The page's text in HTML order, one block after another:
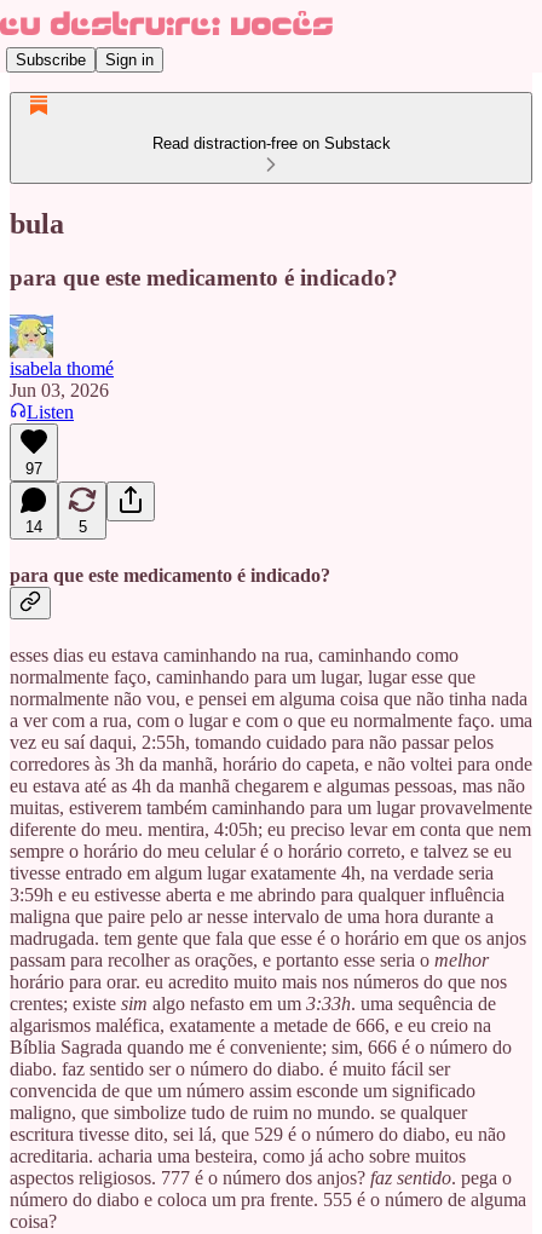
Subscribe Sign in
Read distraction-free on Substack
bula
para que este medicamento é indicado?
isabela thomé
Jun 03, 2026
Listen
97
14 5
para que este medicamento é indicado?
esses dias eu estava caminhando na rua, caminhando como
normalmente faço, caminhando para um lugar, lugar esse que
normalmente não vou, e pensei em alguma coisa que não tinha nada
a ver com a rua, com o lugar e com o que eu normalmente faço. uma
vez eu saí daqui, 2:55h, tomando cuidado para não passar pelos
corredores às 3h da manhã, horário do capeta, e não voltei para onde
eu estava até as 4h da manhã chegarem e algumas pessoas, mas não
muitas, estiverem também caminhando para um lugar provavelmente
diferente do meu. mentira, 4:05h; eu preciso levar em conta que nem
sempre o horário do meu celular é o horário correto, e talvez se eu
tivesse entrado em algum lugar exatamente 4h, na verdade seria
3:59h e eu estivesse aberta e me abrindo para qualquer influência
maligna que paire pelo ar nesse intervalo de uma hora durante a
madrugada. tem gente que fala que esse é o horário em que os anjos
passam para recolher as orações, e portanto esse seria o melhor
horário para orar. eu acredito muito mais nos números do que nos
crentes; existe sim algo nefasto em um 3:33h. uma sequência de
algarismos maléfica, exatamente a metade de 666, e eu creio na
Bíblia Sagrada quando me é conveniente; sim, 666 é o número do
diabo. faz sentido ser o número do diabo. é muito fácil ser
convencida de que um número assim esconde um significado
maligno, que simbolize tudo de ruim no mundo. se qualquer
escritura tivesse dito, sei lá, que 529 é o número do diabo, eu não
acreditaria. acharia uma besteira, como já acho sobre muitos
aspectos religiosos. 777 é o número dos anjos? faz sentido. pega o
número do diabo e coloca um pra frente. 555 é o número de alguma
coisa?